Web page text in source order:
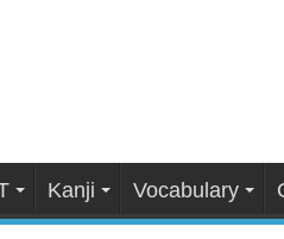
Kanji Vocabulary